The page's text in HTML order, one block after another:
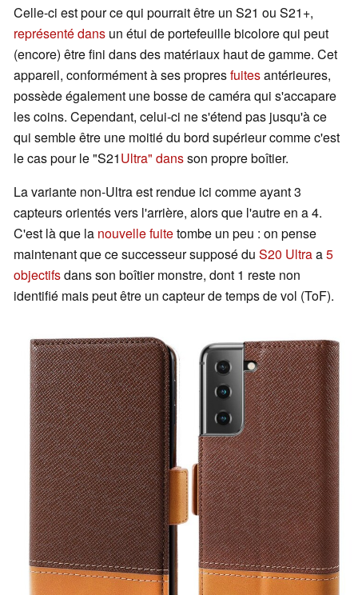
Celle-ci est pour ce qui pourrait être un S21 ou S21+,
représenté dans un étui de portefeuille bicolore qui peut
(encore) être fini dans des matériaux haut de gamme. Cet
appareil, conformément à ses propresfuitesantérieures,
possède également une bosse de caméra qui s'accapare
les coins. Cependant, celui-ci ne s'étend pas jusqu'à ce
qui semble être une moitié du bord supérieur comme c'est
le cas pour le "S21Ultra" dansson propre boîtier.
La variante non-Ultra est rendue ici comme ayant 3
capteurs orientés vers l'arrière, alors que l'autre en a 4.
C'est là que la nouvelle fuitetombe un peu : on pense
maintenant que ce successeur supposé du S20 Ultraa5
objectifsdans son boîtier monstre, dont 1 reste non
identifié mais peut être un capteur de temps de vol (ToF).